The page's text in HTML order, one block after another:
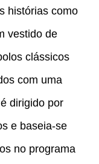
histórias como
vestido de
clássicos
com uma
dirigido por
e baseia-se
no programa